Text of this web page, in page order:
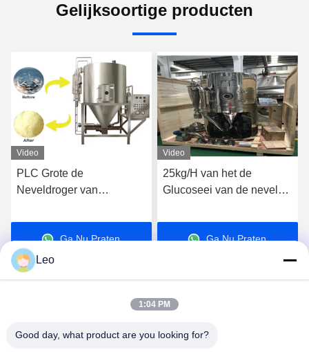
Gelijksoortige producten
Video
25kg/H van het de
Glucoseei van de nevel
Vloeibaar de Melkpoeder
die Machine 36KW maken
Ga Nu Praten.
Video
ISO9001 verklaarde
Kleine de Nevel
5kg/H voor Onmiddellijke
KoffiepoederGa Nu Praten.
Jiangsu Shengman Drying Equipment
Leo
1:04 PM
Good day, what product are you looking for?